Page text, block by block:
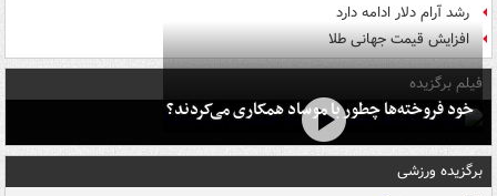
رشد آرام دلار ادامه دارد
افزایش قیمت جهانی طلا
فیلم برگزیده
خود فروخته‌ها چطور با موساد همکاری می‌کردند؟
برگزیده ورزشی